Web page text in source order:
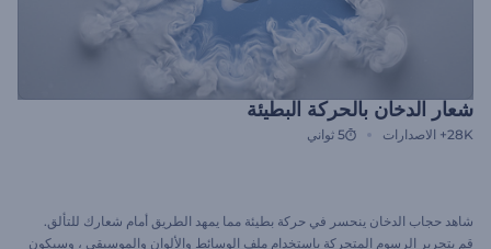
شعار الدخان بالحركة البطيئة
28K+ الاصدارات 5 ثواني
شاهد حجاب الدخان ينحسر في حركة بطيئة مما يمهد الطريق أمام شعارك للتألق.
قم بتحرير الرسوم المتحركة باستخدام ملف الوسائط والألوان والموسيقى ، وسيكون